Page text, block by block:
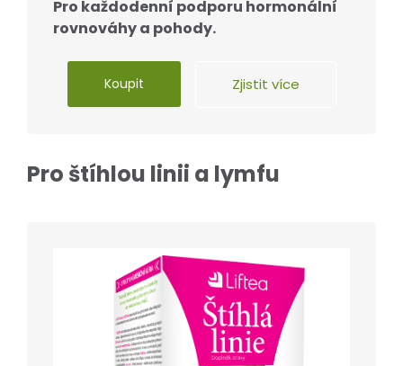
Pro každodenní podporu hormonální
rovnováhy a pohody.
Koupit Zjistit více
Pro štíhlou linii a lymfu